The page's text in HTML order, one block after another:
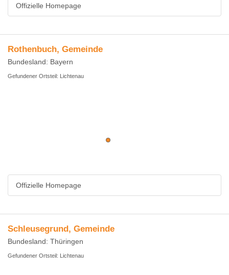
Offizielle Homepage
Rothenbuch, Gemeinde
Bundesland: Bayern
Gefundener Ortsteil: Lichtenau
Offizielle Homepage
Schleusegrund, Gemeinde
Bundesland: Thüringen
Gefundener Ortsteil: Lichtenau